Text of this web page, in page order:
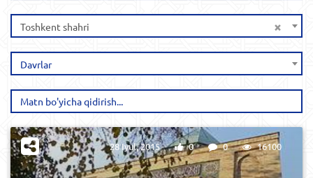
×
Toshkent shahri
Davrlar
28 Iyul, 2015 0 0 16100